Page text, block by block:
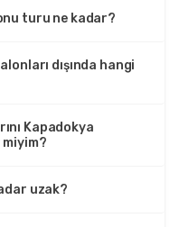
turu ne kadar?
dışında hangi
Kapadokya
uzak?